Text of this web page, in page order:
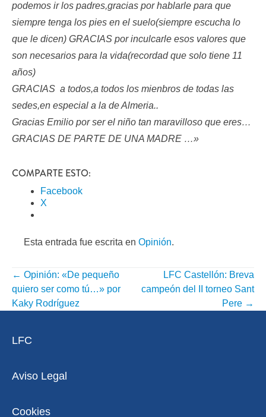
podemos ir los padres,gracias por hablarle para que
siempre tenga los pies en el suelo(siempre escucha lo
que le dicen) GRACIAS por inculcarle esos valores que
son necesarios para la vida(recordad que solo tiene 11
años)
GRACIAS a todos,a todos los mienbros de todas las
sedes,en especial a la de Almeria..
Gracias Emilio por ser el niño tan maravilloso que eres…
GRACIAS DE PARTE DE UNA MADRE …»
COMPARTE ESTO:
Facebook
X
Esta entrada fue escrita en Opinión.
NAVEGACIÓN
POR
← Opinión: «De pequeño
quiero ser como tú…» por
Kaky Rodríguez
LFC Castellón: Breva
campeón del II torneo Sant
Pere →
LFC
Aviso Legal
Cookies